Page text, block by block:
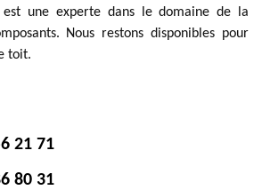
est une experte dans le domaine de la
Nous restons disponibles pour
toit.
21 71
80 31